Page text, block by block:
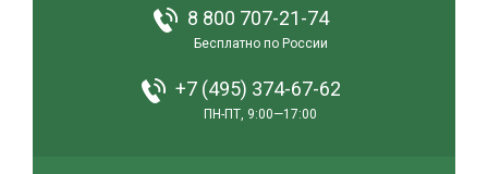
8 800 707-21-74
Бесплатно по России
+7 (495) 374-67-62
ПН-ПТ, 9:00—17:00